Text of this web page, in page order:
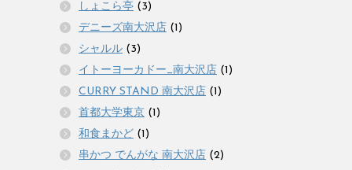
しょこら亭 (3)
デニーズ南大沢店 (1)
シャルル (3)
イトーヨーカドー_南大沢店 (1)
CURRY STAND 南大沢店 (1)
首都大学東京 (1)
和食まかど (1)
串かつ でんがな 南大沢店 (2)